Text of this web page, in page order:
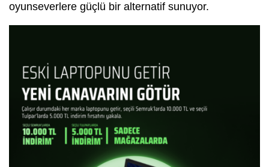
oyunseverlere güçlü bir alternatif sunuyor.